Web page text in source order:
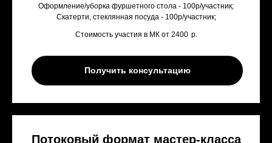
Оформление/уборка фуршетного стола - 100р/участник;
Скатерти, стеклянная посуда - 100р/участник;
Стоимость участия в МК от 2400 р.
Получить консультацию
Потоковый формат мастер-класса